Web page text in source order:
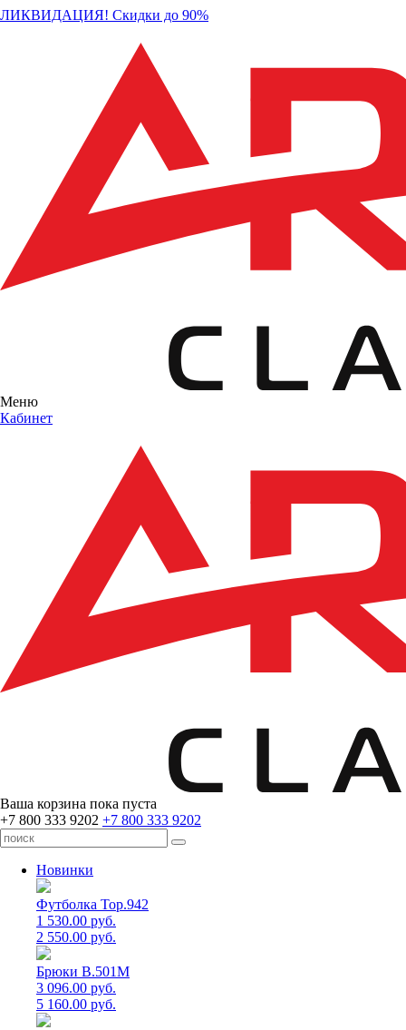
ЛИКВИДАЦИЯ! Скидки до 90%
Меню
Кабинет
Ваша корзина пока пуста
+7 800 333 9202 +7 800 333 9202
Новинки
Футболка Top.942
1 530.00 руб.
2 550.00 руб.
Брюки B.501M
3 096.00 руб.
5 160.00 руб.